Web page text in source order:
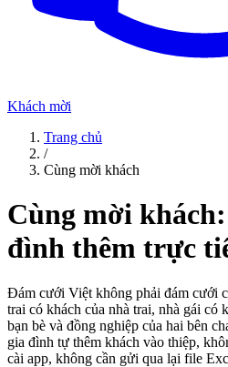
Khách mời
Trang chủ
/
Cùng mời khách
Cùng mời
đình thêm trực
Đám cưới Việt không phải đám cưới
trai có khách của nhà trai, nhà gái có
bạn bè và đồng nghiệp của hai bên
gia đình tự thêm khách vào thiệp,
cài app, không cần gửi qua lại file